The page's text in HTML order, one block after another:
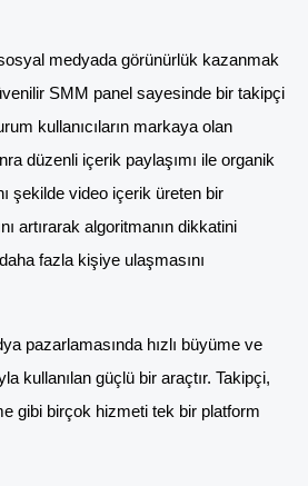
medyada görünürlük kazanmak
SMM panel sayesinde bir takipçi
kullanıcıların markaya olan
düzenli içerik paylaşımı ile organik
şekilde video içerik üreten bir
artırarak algoritmanın dikkatini
fazla kişiye ulaşmasını
pazarlamasında hızlı büyüme ve
kullanılan güçlü bir araçtır. Takipçi,
gibi birçok hizmeti tek bir platform